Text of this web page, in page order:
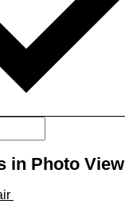
in Photo View